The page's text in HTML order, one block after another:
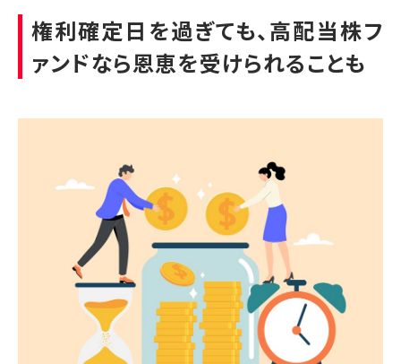
権利確定日を過ぎても、高配当株フ
ァンドなら恩恵を受けられることも